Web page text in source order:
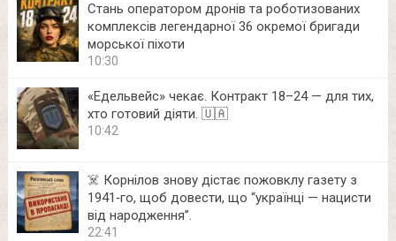
Стань оператором дронів та роботизованих
комплексів легендарної 36 окремої бригади
морської піхоти
10:30
«Едельвейс» чекає. Контракт 18–24 — для тих,
хто готовий діяти. 🇺🇦
10:42
☠️ Корнілов знову дістає пожовклу газету з
1941‑го, щоб довести, що “українці — нацисти
від народження”.
22:41